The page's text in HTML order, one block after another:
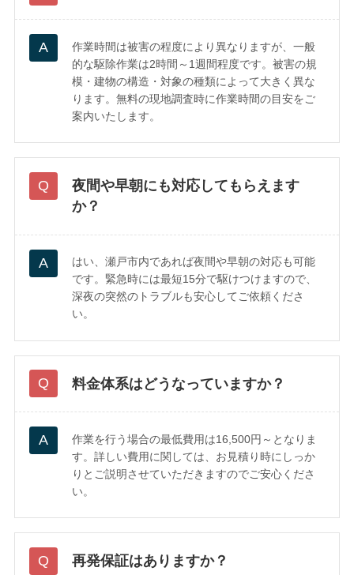
作業時間は被害の程度により異なりますが、一般
的な駆除作業は2時間～1週間程度です。被害の規
模・建物の構造・対象の種類によって大きく異な
ります。無料の現地調査時に作業時間の目安をご
案内いたします。
夜間や早朝にも対応してもらえます
か？
はい、瀬戸市内であれば夜間や早朝の対応も可能
です。緊急時には最短15分で駆けつけますので、
深夜の突然のトラブルも安心してご依頼くださ
い。
料金体系はどうなっていますか？
作業を行う場合の最低費用は16,500円～となりま
す。詳しい費用に関しては、お見積り時にしっか
りとご説明させていただきますのでご安心くださ
い。
再発保証はありますか？